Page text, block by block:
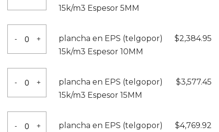
EPS
(telgopor)
15k/m3
Espesor
5MM
cantidad
15k/m3 Espesor 5MM
-
EPS
(telgopor)
15k/m3
Espesor
10MM
cantidad
+
plancha en EPS (telgopor)
15k/m3 Espesor 10MM
$2,384.95
-
EPS
(telgopor)
15k/m3
+
plancha en EPS (telgopor)
15k/m3 Espesor 15MM
$3,577.45
- +
plancha en EPS (telgopor)
$4,769.92